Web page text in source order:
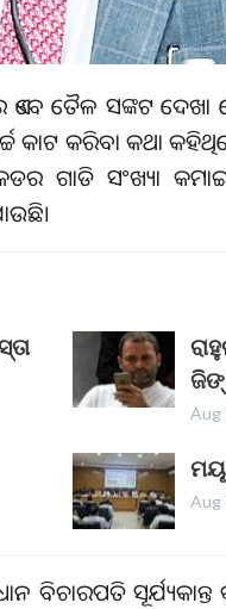
ତୈଳ ସଙ୍କଟ ଦେଖା
କରିବା କଥା
ଗାଡି ସଂଖ୍ୟା
Aug
Aug
ବିଚାରପତି